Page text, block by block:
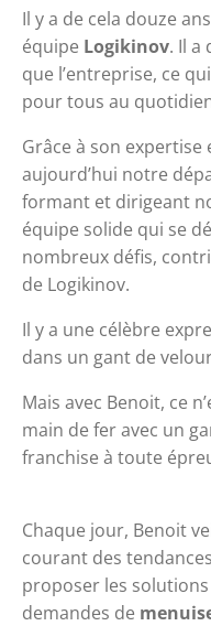
Il y a de cela douze
équipe Logikinov. Il a
que l’entreprise, ce
pour tous au
Grâce à son
aujourd’hui notre
formant et dirigeant
équipe solide qui se
nombreux défis,
de Logikinov.
Il y a une célèbre
dans un gant de
Mais avec Benoit, ce
main de fer avec un
franchise à toute
Chaque jour, Benoit
courant des
proposer les
demandes de